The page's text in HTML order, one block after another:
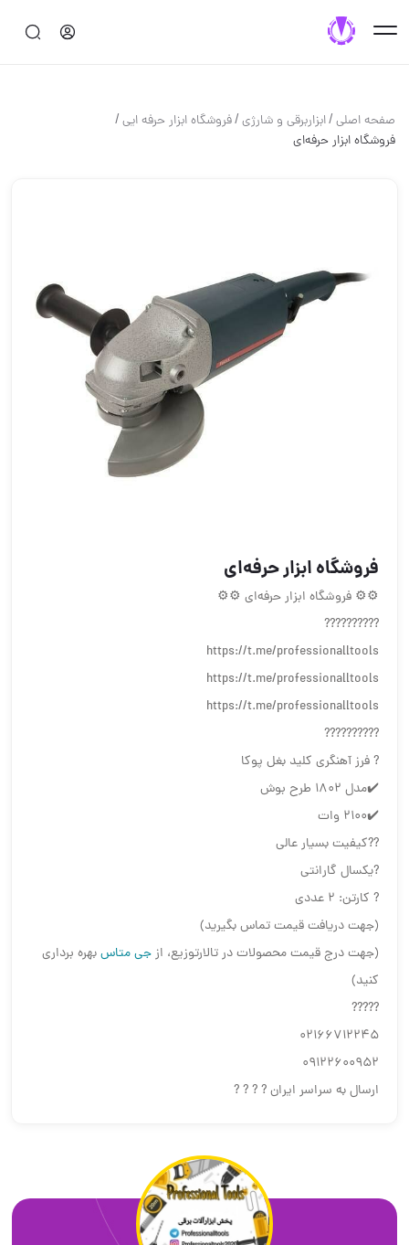
صفحه اصلی/ابزاربرقی و شارژی/فروشگاه ابزار حرفه ایی/
فروشگاه ابزار حرفه‌ای
فروشگاه ابزار حرفه‌ای
⚙⚙ فروشگاه ابزار حرفه‌ای ⚙⚙
??????????
https://t.me/professionalltools
https://t.me/professionalltools
https://t.me/professionalltools
??????????
? فرز آهنگری کلید بغل پوکا
✔️مدل ۱۸۰۲ طرح بوش
✔️۲۱۰۰ وات
??کیفیت بسیار عالی
?یکسال گارانتی
? کارتن: ۲ عددی
(جهت دریافت قیمت تماس بگیرید)
(جهت درج قیمت محصولات در تالارتوزیع، ازجی متاسبهره برداری
کنید)
?????
02166712245
09122600952
ارسال به سراسر ایران ? ? ? ?